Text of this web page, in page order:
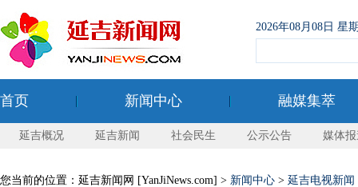
2026年08月08日 星
首页 新闻中心 融媒集萃
延吉概况 延吉新闻 社会民生 公示公告 媒体
您当前的位置：延吉新闻网 [YanJiNews.com] > 新闻中心 > 延吉电视新闻